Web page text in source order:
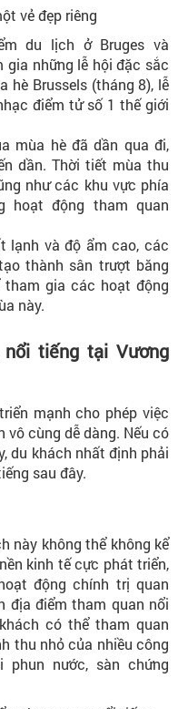
vẻ đẹp riêng
du lịch ở Bruges và
gia những lễ hội đặc sắc
hè Brussels (tháng 8), lễ
điểm tử số 1 thế giới
mùa hè đã dần qua đi,
dần. Thời tiết mùa thu
như các khu vực phía
hoạt động tham quan
lạnh và độ ẩm cao, các
thành sân trượt băng
gia các hoạt động
này.
tiếng tại Vương
mạnh cho phép việc
vô cùng dễ dàng. Nếu có
du khách nhất định phải
sau đây.
này không thể không kể
kinh tế cực phát triển,
động chính trị quan
địa điểm tham quan nổi
có thể tham quan
thu nhỏ của nhiều công
nước, sàn chứng